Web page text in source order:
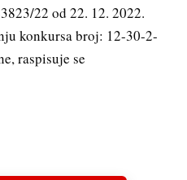
22 od 22. 12. 2022.
konkursa broj: 12-30-2-
raspisuje se